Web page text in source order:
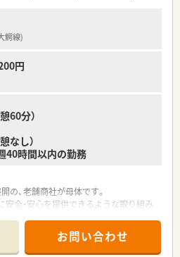
鰐線)
円
60分）
なし）
40時間以内の勤務
の、老舗商社が母体です。
安全・安心を提供できるような取り組み
とって満足して働けるフィールドとバッ
も充実したおススメ薬局です。
お問い合わせ